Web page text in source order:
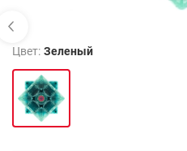
Цвет: Зеленый